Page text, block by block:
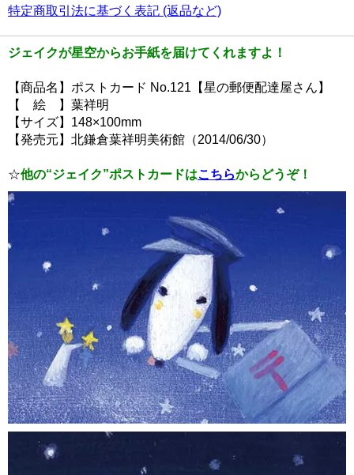
特定商取引法に基づく表記 (返品など)
ジェイクが星空からお手紙を届けてくれますよ！
【商品名】ポストカード No.121【星の郵便配達屋さん】
【 絵 】葉祥明
【サイズ】148×100mm
【発売元】北鎌倉葉祥明美術館（2014/06/30）
☆他の“ジェイク”ポストカードはこちらからどうぞ！